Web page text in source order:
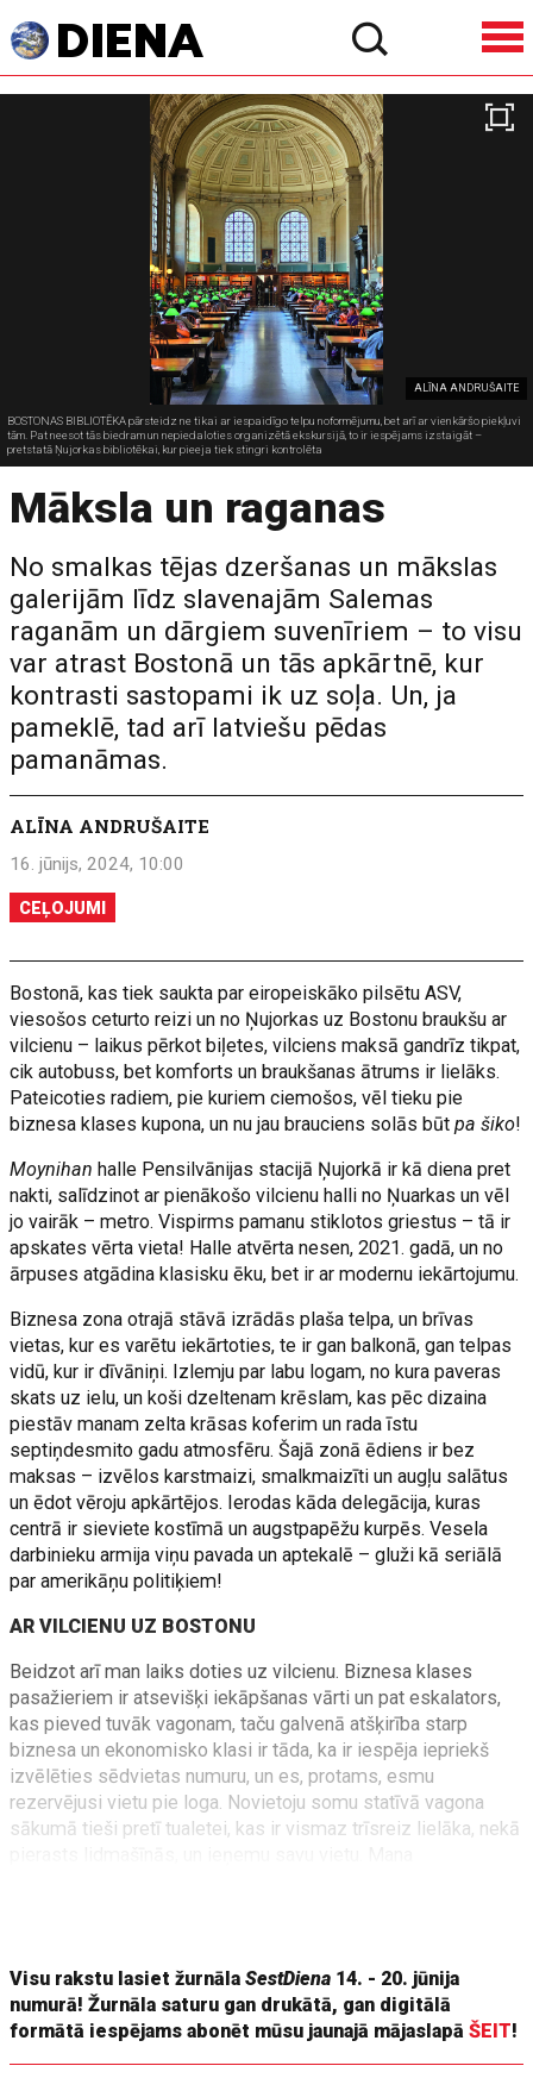
ALĪNA ANDRUŠAITE
BOSTONAS BIBLIOTĒKA pārsteidz ne tikai ar iespaidīgo telpu noformējumu, bet arī ar vienkāršo piekļuvi
tām. Pat neesot tās biedram un nepiedaloties organizētā ekskursijā, to ir iespējams izstaigāt –
pretstatā Ņujorkas bibliotēkai, kur pieeja tiek stingri kontrolēta
Māksla un raganas
No smalkas tējas dzeršanas un mākslas
galerijām līdz slavenajām Salemas
raganām un dārgiem suvenīriem – to visu
var atrast Bostonā un tās apkārtnē, kur
kontrasti sastopami ik uz soļa. Un, ja
pameklē, tad arī latviešu pēdas
pamanāmas.
ALĪNA ANDRUŠAITE
16. jūnijs, 2024, 10:00
CEĻOJUMI
Bostonā, kas tiek saukta par eiropeiskāko pilsētu ASV,
viesošos ceturto reizi un no Ņujorkas uz Bostonu braukšu ar
vilcienu – laikus pērkot biļetes, vilciens maksā gandrīz tikpat,
cik autobuss, bet komforts un braukšanas ātrums ir lielāks.
Pateicoties radiem, pie kuriem ciemošos, vēl tieku pie
biznesa klases kupona, un nu jau brauciens solās būtpa šiko!
Moynihanhalle Pensilvānijas stacijā Ņujorkā ir kā diena pret
nakti, salīdzinot ar pienākošo vilcienu halli no Ņuarkas un vēl
jo vairāk – metro. Vispirms pamanu stiklotos griestus – tā ir
apskates vērta vieta! Halle atvērta nesen, 2021. gadā, un no
ārpuses atgādina klasisku ēku, bet ir ar modernu iekārtojumu.
Biznesa zona otrajā stāvā izrādās plaša telpa, un brīvas
vietas, kur es varētu iekārtoties, te ir gan balkonā, gan telpas
vidū, kur ir dīvāniņi. Izlemju par labu logam, no kura paveras
skats uz ielu, un koši dzeltenam krēslam, kas pēc dizaina
piestāv manam zelta krāsas koferim un rada īstu
septiņdesmito gadu atmosfēru. Šajā zonā ēdiens ir bez
maksas – izvēlos karstmaizi, smalkmaizīti un augļu salātus
un ēdot vēroju apkārtējos. Ierodas kāda delegācija, kuras
centrā ir sieviete kostīmā un augstpapēžu kurpēs. Vesela
darbinieku armija viņu pavada un aptekalē – gluži kā seriālā
par amerikāņu politiķiem!
AR VILCIENU UZ BOSTONU
Beidzot arī man laiks doties uz vilcienu. Biznesa klases
pasažieriem ir atsevišķi iekāpšanas vārti un pat eskalators,
kas pieved tuvāk vagonam, taču galvenā atšķirība starp
biznesa un ekonomisko klasi ir tāda, ka ir iespēja iepriekš
izvēlēties sēdvietas numuru, un es, protams, esmu
rezervējusi vietu pie loga. Novietoju somu statīvā vagona
sākumā tieši pretī tualetei, kas ir vismaz trīsreiz lielāka, nekā
Visu rakstu lasiet žurnālaSestDiena 14. - 20. jūnija
numurā! Žurnāla saturu gan drukātā, gan digitālā
formātā iespējams abonēt mūsu jaunajā mājaslapāŠEIT!